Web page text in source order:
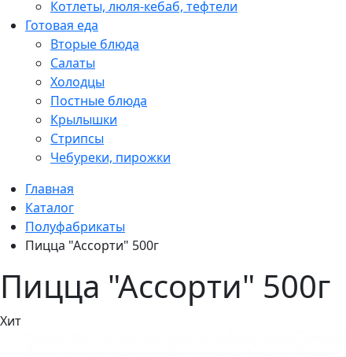
Котлеты, люля-кебаб, тефтели
Готовая еда
Вторые блюда
Салаты
Холодцы
Постные блюда
Крылышки
Стрипсы
Чебуреки, пирожки
Главная
Каталог
Полуфабрикаты
Пицца "Ассорти" 500г
Пицца "Ассорти" 500г
Хит